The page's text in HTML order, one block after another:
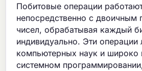
Побитовые операции
непосредственно с двоичным
чисел, обрабатывая каждый
индивидуально. Эти операции
компьютерных наук и широко
системном